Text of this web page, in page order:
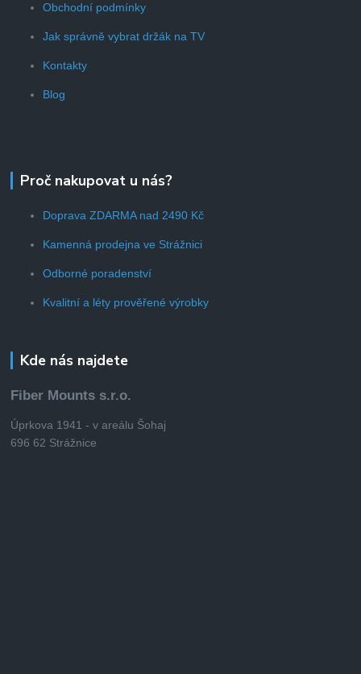
Obchodní podmínky
Jak správně vybrat držák na TV
Kontakty
Blog
Proč nakupovat u nás?
Doprava ZDARMA nad 2490 Kč
Kamenná prodejna ve Strážnici
Odborné poradenství
Kvalitní a léty prověřené výrobky
Kde nás najdete
Fiber Mounts s.r.o.
Úprkova 1941 - v areálu Šohaj
696 62 Strážnice